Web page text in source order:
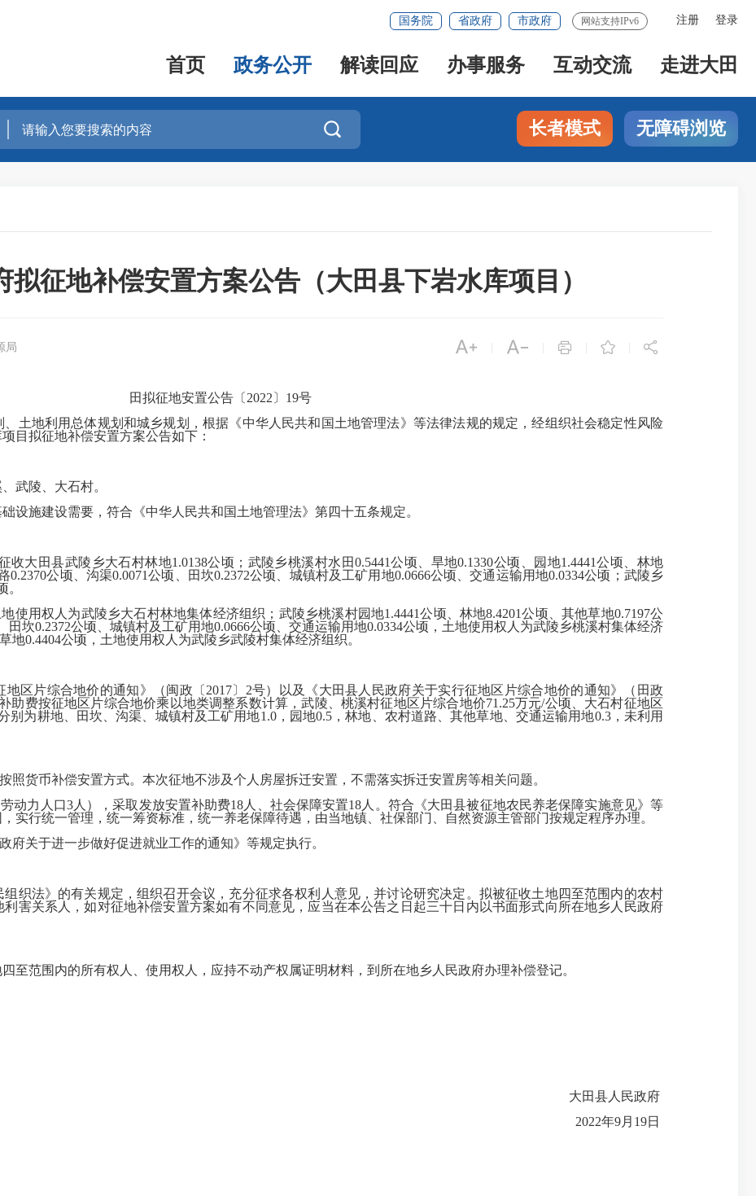
注册 登录
国务院 省政府 市政府 网站支持IPv6
首页 政务公开 解读回应 办事服务 互动交流 走进大田
 长者模式 无障碍浏览
拟征地补偿安置方案公告（大田县下岩水库项目）
局     
田拟征地安置公告〔 2022 〕 19号
土地利用总体规划和城乡规划，根据《中华人民共和国土地管理法》等法律法规的规定，经组织社会稳定性风险
目 拟征地补偿安置方案公告如下 ：
武陵、大石村。
设施建设需要，符合《中华人民共和国土地管理法》第四十五条规定。
收大田县武陵乡大石村林地1.0138公顷；武陵乡桃溪村水田0.5441公顷、旱地0.1330公顷、园地1.4441公顷、林地
0.2370公顷、沟渠0.0071公顷、田坎0.2372公顷、城镇村及工矿用地0.0666公顷、交通运输用地0.0334公顷；武陵乡
。
地使用权人为武陵乡大石村林地集体经济组织 ；武陵乡桃溪村园地1.4441公顷、林地8.4201公顷、其他草地0.7197公
田坎0.2372公顷、城镇村及工矿用地0.0666公顷、交通运输用地0.0334公顷，土地使用权人为武陵乡桃溪村集体经济
地0.4404公顷 ，土地使用权人为武陵乡武陵村集体经济组织。
区片综合地价的通知》（闽政〔 2017〕 2号）以及《大田县人民政府关于实行征地区片综合地价的通知》
（田政
助费按征地区片综合地价乘以地类调整系数计算，武陵、桃溪村征地区片综合地价71.25万元/公顷、大石村征地区
别为耕地、田坎、沟渠、城镇村及工矿用地1.0， 园地0.5 ，林地、农村道路、其他草地、交通运输用地0.3，未利用
照货币补偿安置方式。 本次征地不涉及个人房屋拆迁安置，不需落实拆迁安置房等相关问题。
动力人口3人），采取 发放安置补助费18 人、社会保障安置18 人 。符合《大田县被征地农民养老保障实施意见》等
实行统一管理，统一筹资标准，统一养老保障待遇，由当地镇、社保部门、自然资源主管部门按规定程序办理。
府关于进一步做好促进就业工作的通知》等规定执行。
织法》的有关规定，组织召开会议，充分征求各权利人意见，并讨论研究决定。拟被征收土地四至范围内的农村
害关系人，如对征地补偿安置方案如有不同意见，应当在本公告之日起三十日内以书面形式向所在地乡人民政府
至范围内的所有权人、使用权人，应持不动产权属证明材料，到所在地乡人民政府办理补偿登记。
大田县人民政府
2022年9月 19日